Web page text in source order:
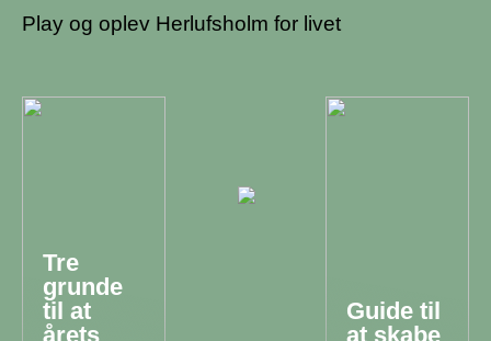
Play og oplev Herlufsholm for livet
Tre
grunde
til at
årets
Guide til
at skabe